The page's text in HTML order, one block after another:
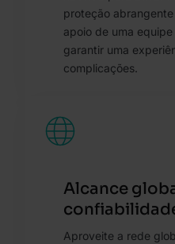
proteção
apoio de uma
garantir uma
complicações.
Alcance
Aproveite a rede